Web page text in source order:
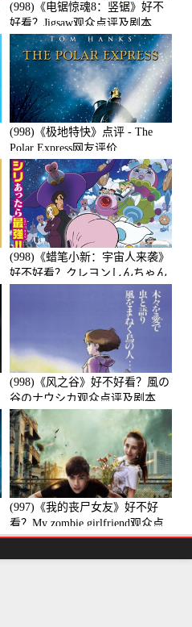
(998)《电锯惊魂8：竖锯》好不
好看？Jigsaw观众点评及剧本
(998)《极地特快》点评 - The
Polar Express网友评价
(998)《蜡笔小新：宇宙人来袭》
好不好看？クレヨンしんちゃん
襲来!!宇宙人シリリ观众点评及
(998)《风之谷》好不好看？風の
谷のナウシカ观众点评及剧本
(997)《我的丧尸女友》好不好
看？My zombie girlfriend观众点
评及剧本